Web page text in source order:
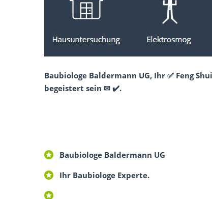
Baubiologe Baldermann UG, Ihr ✅ Feng
begeistert sein ✉ ✔️.
Baubiologe Baldermann UG
Ihr Baubiologe Experte.